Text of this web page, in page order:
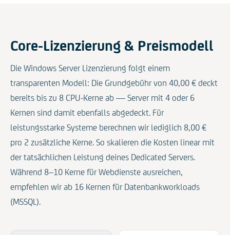
Core-Lizenzierung & Preismodell
Die Windows Server Lizenzierung folgt einem
transparenten Modell: Die Grundgebühr von 40,00 € deckt
bereits bis zu 8 CPU-Kerne ab — Server mit 4 oder 6
Kernen sind damit ebenfalls abgedeckt. Für
leistungsstarke Systeme berechnen wir lediglich 8,00 €
pro 2 zusätzliche Kerne. So skalieren die Kosten linear mit
der tatsächlichen Leistung deines Dedicated Servers.
Während 8–10 Kerne für Webdienste ausreichen,
empfehlen wir ab 16 Kernen für Datenbankworkloads
(MSSQL).